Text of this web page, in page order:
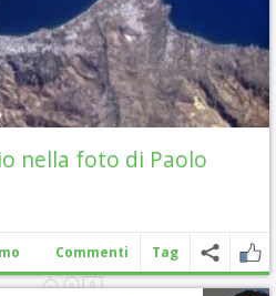
nella foto di Paolo
Commenti Tag